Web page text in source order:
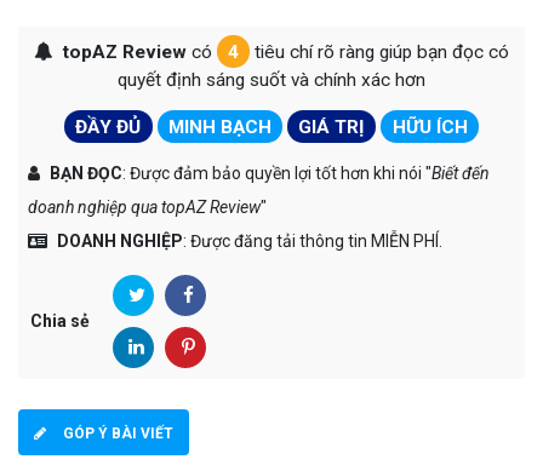
topAZ Reviewcó 4
tiêu chí rõ ràng giúp bạn đọc có
quyết định sáng suốt và chính xác hơn
ĐẦY ĐỦ MINH BẠCH GIÁ TRỊ HỮU ÍCH
BẠN ĐỌC: Được đảm bảo quyền lợi tốt hơn khi nói "Biết đến
doanh nghiệp qua topAZ Review"
DOANH NGHIỆP: Được đăng tải thông tin MIỄN PHÍ.
Chia sẻ
GÓP Ý BÀI VIẾT